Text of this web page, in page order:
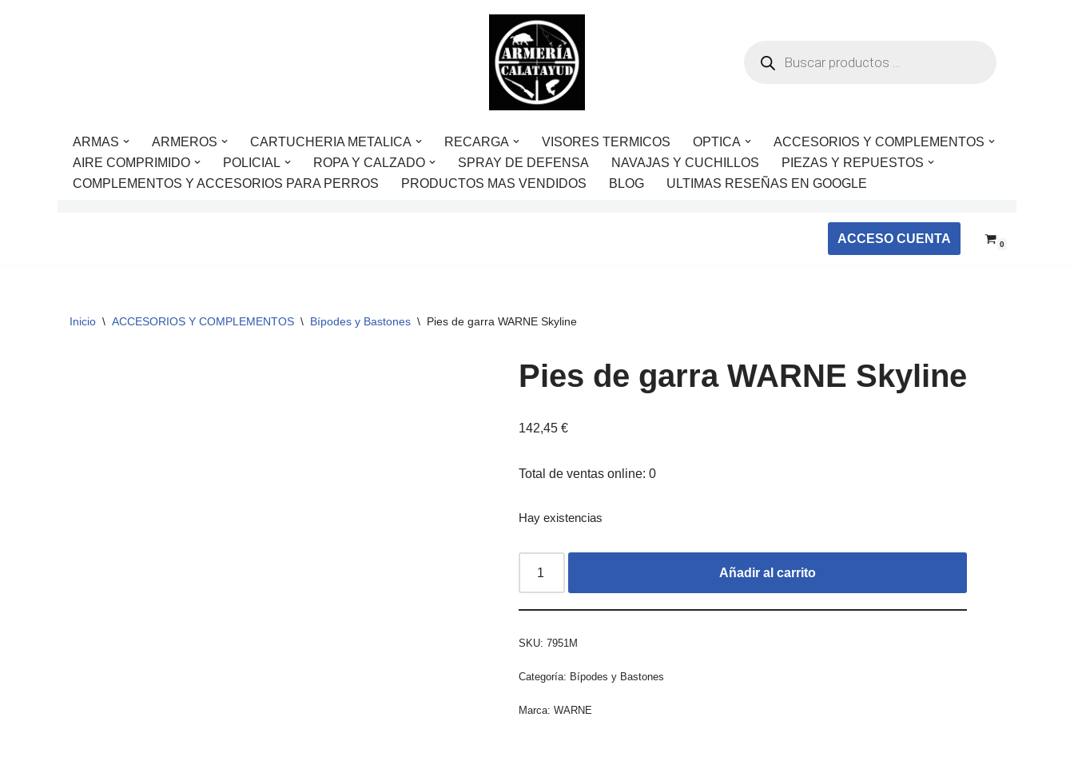
ARMAS ARMEROS CARTUCHERIA METALICA RECARGA VISORES TERMICOS OPTICA
ACCESORIOS Y COMPLEMENTOS
AIRE COMPRIMIDO
POLICIAL ROPA Y CALZADO SPRAY DE DEFENSA NAVAJAS Y CUCHILLOS
PIEZAS Y REPUESTOS
COMPLEMENTOS Y ACCESORIOS PARA PERROS
PRODUCTOS MAS VENDIDOS BLOG ULTIMAS RESEÑAS EN GOOGLE
ACCESO CUENTA 0
Inicio \ ACCESORIOS Y COMPLEMENTOS \ Bípodes y Bastones \ Pies de garra WARNE Skyline
Pies de garra WARNE Skyline
142,45 €
Total de ventas online: 0
Hay existencias
Añadir al carrito
SKU: 7951M
Categoría: Bípodes y Bastones
Marca: WARNE